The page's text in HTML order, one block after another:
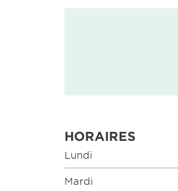
HORAIRES
Lundi
Mardi